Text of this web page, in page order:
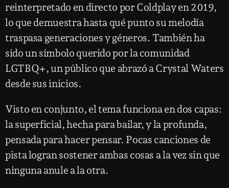
reinterpretado en directo por Coldplay en 2019,
lo que demuestra hasta qué punto su melodía
traspasa generaciones y géneros. También ha
sido un símbolo querido por la comunidad
LGTBQ+, un público que abrazó a Crystal Waters
desde sus inicios.
Visto en conjunto, el tema funciona en dos capas:
la superficial, hecha para bailar, y la profunda,
pensada para hacer pensar. Pocas canciones de
pista logran sostener ambas cosas a la vez sin que
ninguna anule a la otra.